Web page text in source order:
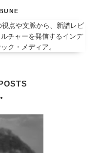
点や文脈から、新譜レビ
チャーを発信するインデ
ク・メディア。